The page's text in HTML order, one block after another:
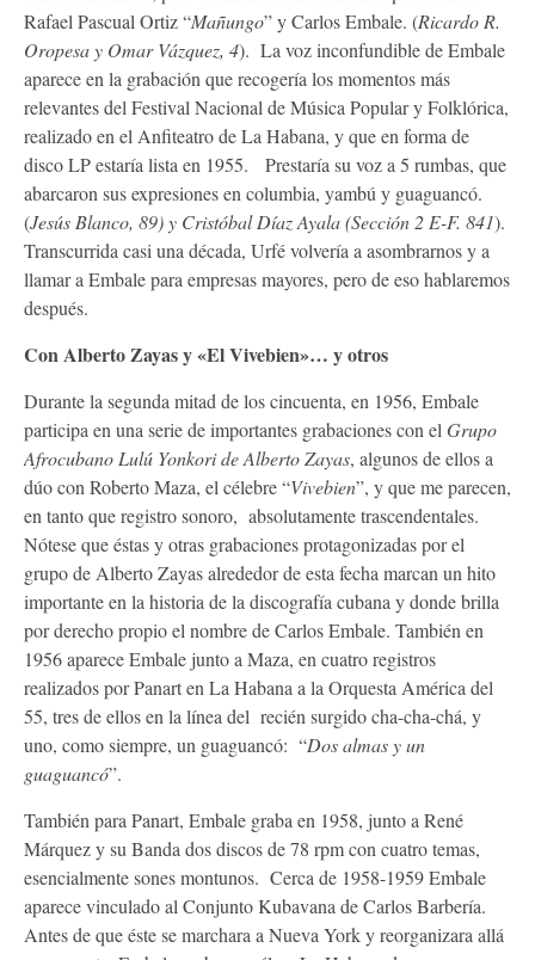
Rafael Pascual Ortiz “Mañungo” y Carlos Embale. (Ricardo R.
Oropesa y Omar Vázquez, 4). La voz inconfundible de Embale
aparece en la grabación que recogería los momentos más
relevantes del Festival Nacional de Música Popular y Folklórica,
realizado en el Anfiteatro de La Habana, y que en forma de
disco LP estaría lista en 1955. Prestaría su voz a 5 rumbas, que
abarcaron sus expresiones en columbia, yambú y guaguancó.
(Jesús Blanco, 89) y Cristóbal Díaz Ayala (Sección 2 E-F. 841).
Transcurrida casi una década, Urfé volvería a asombrarnos y a
llamar a Embale para empresas mayores, pero de eso hablaremos
después.
Con Alberto Zayas y «El Vivebien»… y otros
Durante la segunda mitad de los cincuenta, en 1956, Embale
participa en una serie de importantes grabaciones con elGrupo
Afrocubano Lulú Yonkori de Alberto Zayas, algunos de ellos a
dúo con Roberto Maza, el célebre “Vivebien”, y que me parecen,
en tanto que registro sonoro, absolutamente trascendentales.
Nótese que éstas y otras grabaciones protagonizadas por el
grupo de Alberto Zayas alrededor de esta fecha marcan un hito
importante en la historia de la discografía cubana y donde brilla
por derecho propio el nombre de Carlos Embale. También en
1956 aparece Embale junto a Maza, en cuatro registros
realizados por Panart en La Habana a la Orquesta América del
55, tres de ellos en la línea del recién surgido cha-cha-chá, y
uno, como siempre, un guaguancó: “Dos almas y un
guaguancó”.
También para Panart, Embale graba en 1958, junto a René
Márquez y su Banda dos discos de 78 rpm con cuatro temas,
esencialmente sones montunos. Cerca de 1958-1959 Embale
aparece vinculado al Conjunto Kubavana de Carlos Barbería.
Antes de que éste se marchara a Nueva York y reorganizara allá